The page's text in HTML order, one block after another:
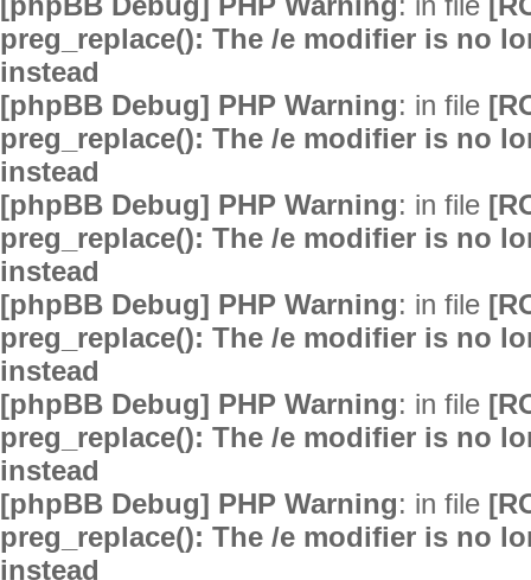
preg_replace(): The /e modifier is no
instead
[phpBB Debug] PHP Warning: in file
preg_replace(): The /e modifier is no
instead
[phpBB Debug] PHP Warning: in file
preg_replace(): The /e modifier is no
instead
[phpBB Debug] PHP Warning: in file
preg_replace(): The /e modifier is no
instead
[phpBB Debug] PHP Warning: in file
preg_replace(): The /e modifier is no
instead
[phpBB Debug] PHP Warning: in file
preg_replace(): The /e modifier is no
instead